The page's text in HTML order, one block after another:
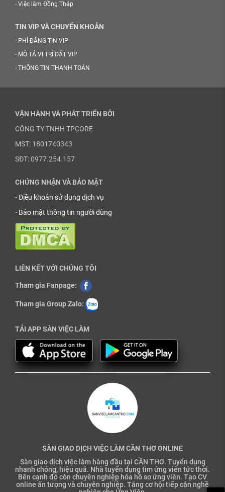
- Việc làm Đồng Tháp
TIN VIP VÀ CHUYỂN KHOẢN
- PHÍ ĐĂNG TIN VIP
- MÔ TẢ VỊ TRÍ ĐẶT VIP
- THÔNG TIN THANH TOÁN
VẬN HÀNH VÀ PHÁT TRIỂN BỞI
CÔNG TY TNHH TPCORE
MST: 1801740343
SĐT: 0977.254.157
CHỨNG NHẬN VÀ BẢO MẬT
-Điều khoản sử dụng dịch vụ
- Bảo mật thông tin người dùng
LIÊN KẾT VỚI CHÚNG TÔI
Tham gia Fanpage:
Tham gia Group Zalo:
TẢI APP SÀN VIỆC LÀM
SÀN GIAO DỊCH VIỆC LÀM CẦN THƠ ONLINE
Sàn giao dịch việc làm hàng đầu tại CẦN THƠ. Tuyển dụng
nhanh chóng, hiệu quả. Nhà tuyển dụng tìm ứng viên tức thời.
Bên cạnh đó còn chuyên nghiệp hóa hồ sơ ứng viên. Tạo CV
online ấn tượng và chuyên nghiệp. Tăng cơ hội tiếp cận nghề